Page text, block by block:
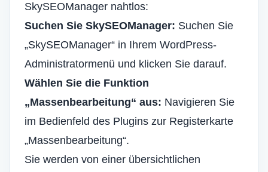
SkySEOManager nahtlos:
Suchen Sie SkySEOManager: Suchen Sie
„SkySEOManager“ in Ihrem WordPress-
Administratormenü und klicken Sie darauf.
Wählen Sie die Funktion
„Massenbearbeitung“ aus: Navigieren Sie
im Bedienfeld des Plugins zur Registerkarte
„Massenbearbeitung“.
Sie werden von einer übersichtlichen